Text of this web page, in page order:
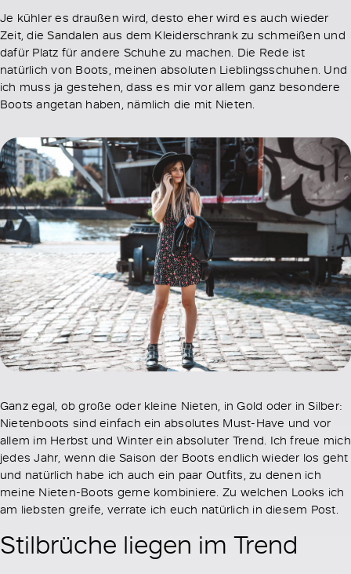
Je kühler es draußen wird, desto eher wird es auch wieder
Zeit, die Sandalen aus dem Kleiderschrank zu schmeißen und
dafür Platz für andere Schuhe zu machen. Die Rede ist
natürlich von Boots, meinen absoluten Lieblingsschuhen. Und
ich muss ja gestehen, dass es mir vor allem ganz besondere
Boots angetan haben, nämlich die mit Nieten.
Ganz egal, ob große oder kleine Nieten, in Gold oder in Silber:
Nietenboots sind einfach ein absolutes Must-Have und vor
allem im Herbst und Winter ein absoluter Trend. Ich freue mich
jedes Jahr, wenn die Saison der Boots endlich wieder los geht
und natürlich habe ich auch ein paar Outfits, zu denen ich
meine Nieten-Boots gerne kombiniere. Zu welchen Looks ich
am liebsten greife, verrate ich euch natürlich in diesem Post.
Stilbrüche liegen im Trend